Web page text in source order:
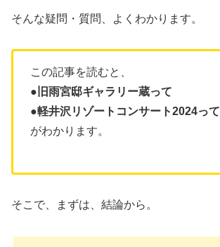
そんな疑問・質問、よくわかります。
この記事を読むと、
● 旧雨宮邸ギャラリー蔵って
●軽井沢リゾートコンサート2024って
がわかります。
そこで、まずは、結論から。